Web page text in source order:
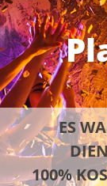
ES
100%